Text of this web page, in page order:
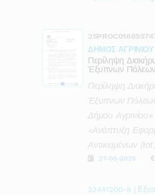
ΔΗΜΟΣ ΑΓΡΙΝΙΟΥ
Περίληψη
Έξυπνων Πόλεων
Περίληψη
Έξυπνων Πόλεων
Δήμου
«ανάπτυξη
Αντικειμένων
27-05-2025
32441200-8 |